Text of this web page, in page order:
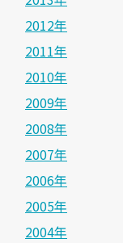
2012年
2011年
2010年
2009年
2008年
2007年
2006年
2005年
2004年